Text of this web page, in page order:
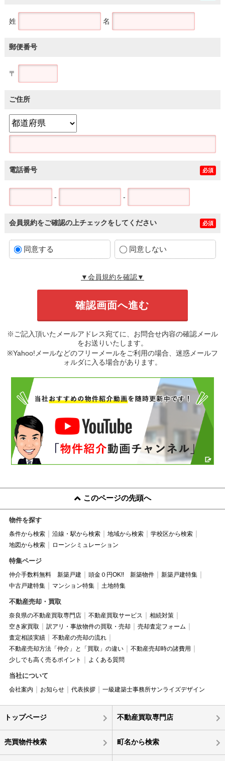
姓 名
郵便番号
〒
ご住所
電話番号 必須
- -
会員規約をご確認の上チェックをしてください 必須
同意する 同意しない
▼会員規約を確認▼
※ご記入頂いたメールアドレス宛てに、お問合せ内容の確認メール
をお送りいたします。
※Yahoo!メールなどのフリーメールをご利用の場合、迷惑メールフ
ォルダに入る場合があります。
このページの先頭へ
物件を探す
条件から検索 沿線・駅から検索 地域から検索
学校区から検索
地図から検索
ローンシミュレーション
特集ページ
仲介手数料無料 新築戸建 頭金０円OK!! 新築物件
新築戸建特集
中古戸建特集
マンション特集 土地特集
不動産売却・買取
奈良県の不動産買取専門店 不動産買取サービス
相続対策
空き家買取
訳アリ・事故物件の買取・売却
売却査定フォーム
査定相談実績
不動産の売却の流れ
不動産売却方法「仲介」と「買取」の違い
不動産売却時の諸費用
少しでも高く売るポイント
よくある質問
当社について
会社案内 お知らせ 代表挨拶 一級建築士事務所サンライズデザイン
トップページ 不動産買取専門店
売買物件検索 町名から検索